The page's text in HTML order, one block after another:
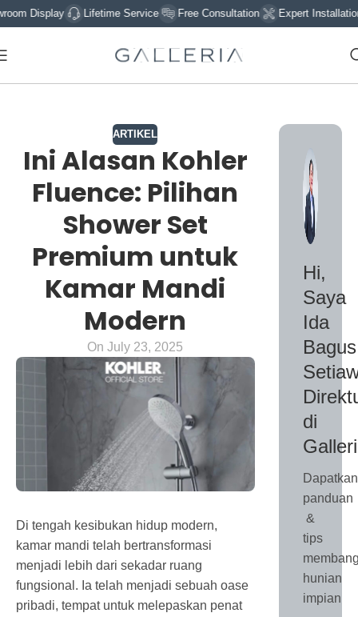
Lifetime Service Free Consultation Expert Installation
ARTIKEL
Ini Alasan Kohler
Fluence: Pilihan
Shower Set
Premium untuk
Kamar Mandi
Modern
On July 23, 2025
Di tengah kesibukan hidup modern,
kamar mandi telah bertransformasi
menjadi lebih dari sekadar ruang
fungsional. Ia telah menjadi sebuah oase
pribadi, tempat untuk melepaskan penat
Hi,
Saya
Ida
Bagus
di
Dapatkan
panduan
&
tips
hunian
impian